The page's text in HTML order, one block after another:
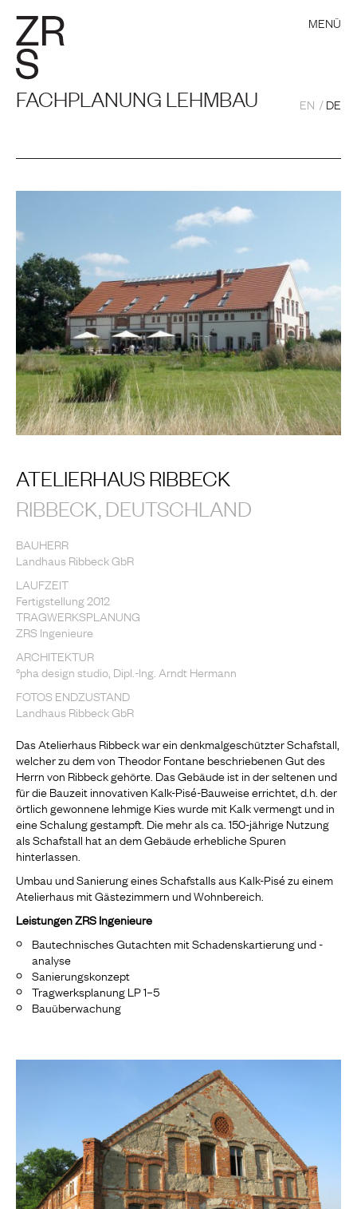
FACHPLANUNG LEHMBAU
MENÜ
EN DE
ATELIERHAUS RIBBECK
RIBBECK, DEUTSCHLAND
BAUHERR
Landhaus Ribbeck GbR
LAUFZEIT
Fertigstellung 2012
TRAGWERKSPLANUNG
ZRS Ingenieure
ARCHITEKTUR
°pha design studio, Dipl.-Ing. Arndt Hermann
FOTOS ENDZUSTAND
Landhaus Ribbeck GbR
Das Atelierhaus Ribbeck war ein denkmalgeschützter Schafstall,
welcher zu dem von Theodor Fontane beschriebenen Gut des
Herrn von Ribbeck gehörte. Das Gebäude ist in der seltenen und
für die Bauzeit innovativen Kalk-Pisé-Bauweise errichtet, d.h. der
örtlich gewonnene lehmige Kies wurde mit Kalk vermengt und in
eine Schalung gestampft. Die mehr als ca. 150-jährige Nutzung
als Schafstall hat an dem Gebäude erhebliche Spuren
hinterlassen.
Umbau und Sanierung eines Schafstalls aus Kalk-Pisé zu einem
Atelierhaus mit Gästezimmern und Wohnbereich.
Leistungen ZRS Ingenieure
Bautechnisches Gutachten mit Schadenskartierung und -
analyse
Sanierungskonzept
Tragwerksplanung LP 1–5
Bauüberwachung